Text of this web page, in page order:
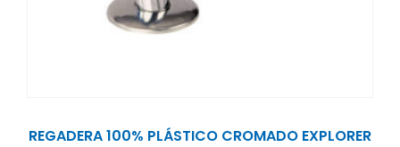
REGADERA 100% PLÁSTICO CROMADO EXPLORER